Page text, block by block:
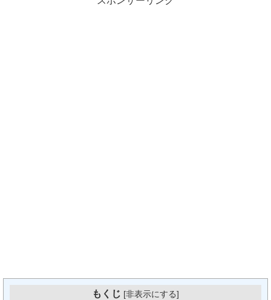
もくじ [非表示にする]